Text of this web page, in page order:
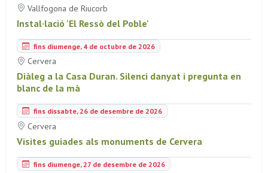
Vallfogona de Riucorb
Instal·lació 'El Ressò del Poble'
fins diumenge, 4 de octubre de 2026
Cervera
Diàleg a la Casa Duran. Silenci danyat i pregunta en
blanc de la mà
fins dissabte, 26 de desembre de 2026
Cervera
Visites guiades als monuments de Cervera
fins diumenge, 27 de desembre de 2026